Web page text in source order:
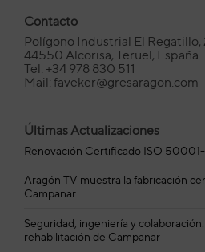
Contacto
Polígono Industrial El Regatillo,
44550 Alcorisa, Teruel, España
Tel: +34 978 830 511
Mail: faveker@gresaragon.com
Últimas Actualizaciones
Renovación Certificado ISO
Aragón TV muestra la fabricación
Campanar
Seguridad, ingeniería y
rehabilitación de Campanar